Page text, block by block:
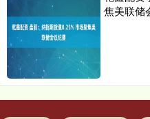
焦美联储